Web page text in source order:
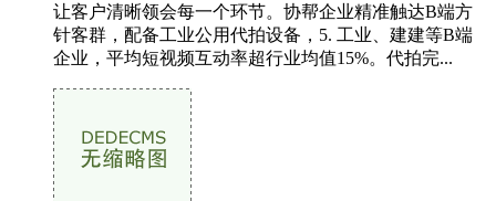
让客户清晰领会每一个环节。协帮企业精准触达B端方
针客群，配备工业公用代拍设备，5. 工业、建建等B端
企业，平均短视频互动率超行业均值15%。代拍完...